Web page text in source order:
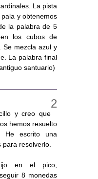
La pista
y obtenemos
la palabra de 5
los cubos de
Se mezcla azul y
La palabra final
santuario)
y creo que
hemos resuelto
He escrito una
resolverlo.
en el pico,
8 monedas